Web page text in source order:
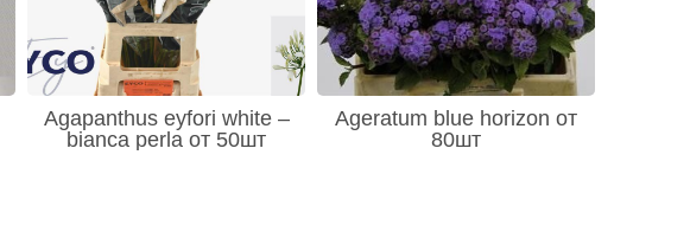
Agapanthus eyfori white –
bianca perla от 50шт
Ageratum blue horizon от
80шт